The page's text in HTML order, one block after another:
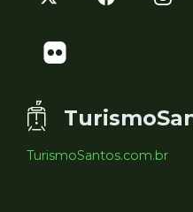
TurismoSantos.com.br